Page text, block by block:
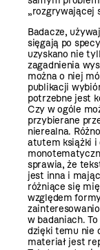
„rozgrywającej
Badacze,
sięgają po
uzyskano nie
zagadnienia
można o niej
publikacji
potrzebne jest
Czy w ogóle
przybierane
nierealna.
atutem książki i
sprawia, że
jest inna i
różniące się
względem
w badaniach.
dzięki temu nie
materiał jest